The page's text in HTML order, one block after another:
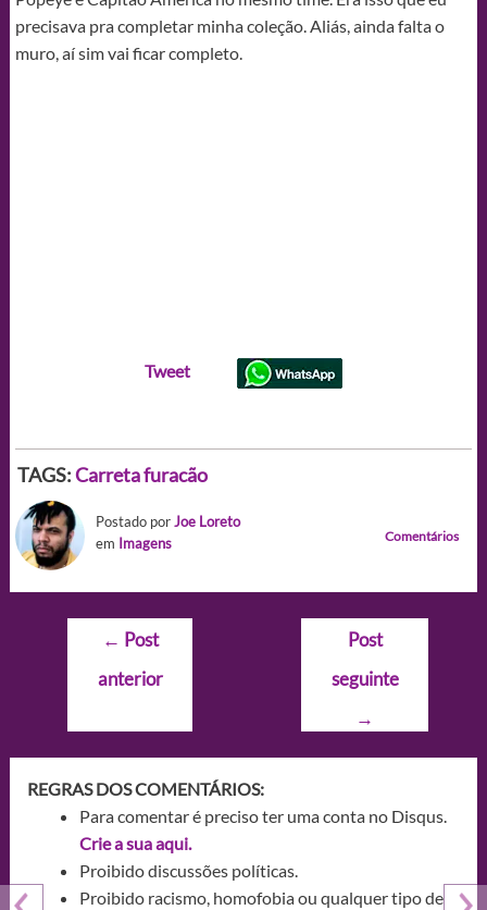
precisava pra completar minha coleção. Aliás, ainda falta o
muro, aí sim vai ficar completo.
Tweet
TAGS:Carreta furacão
Postado porJoe Loreto
em Imagens Comentários
Navegação
Post
← Post
anterior
Post
seguinte
→
REGRAS DOS COMENTÁRIOS:
Para comentar é preciso ter uma conta no Disqus.
Crie a sua aqui.
Proibido discussões políticas.
Proibido racismo, homofobia ou qualquer tipo de